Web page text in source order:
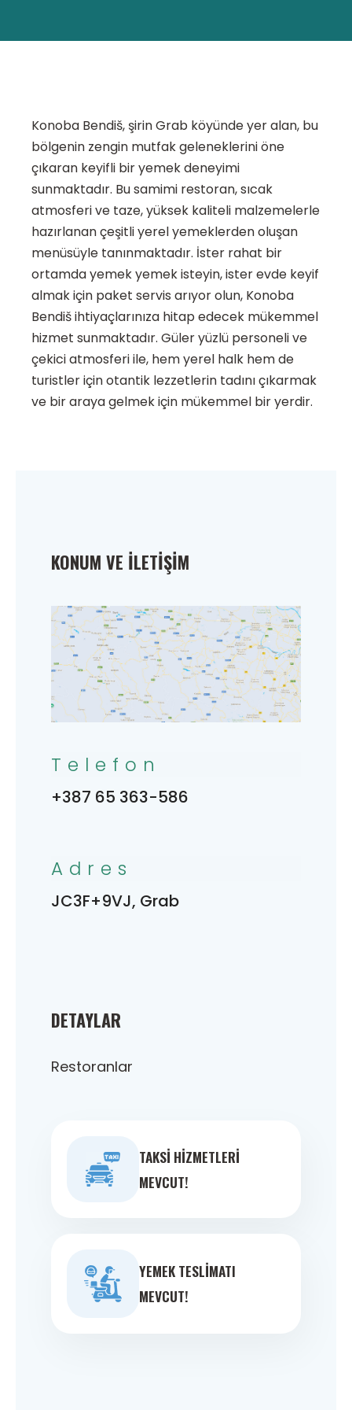
Konoba Bendiš, şirin Grab köyünde yer alan, bu
bölgenin zengin mutfak geleneklerini öne
çıkaran keyifli bir yemek deneyimi
sunmaktadır. Bu samimi restoran, sıcak
atmosferi ve taze, yüksek kaliteli malzemelerle
hazırlanan çeşitli yerel yemeklerden oluşan
menüsüyle tanınmaktadır. İster rahat bir
ortamda yemek yemek isteyin, ister evde keyif
almak için paket servis arıyor olun, Konoba
Bendiš ihtiyaçlarınıza hitap edecek mükemmel
hizmet sunmaktadır. Güler yüzlü personeli ve
çekici atmosferi ile, hem yerel halk hem de
turistler için otantik lezzetlerin tadını çıkarmak
ve bir araya gelmek için mükemmel bir yerdir.
DETAYLAR
Restoranlar
TAKSI HIZMETLERI
MEVCUT!
YEMEK TESLIMATI
MEVCUT!
KONUM VE İLETIŞIM
Telefon
+387 65 363-586
Adres
JC3F+9VJ, Grab